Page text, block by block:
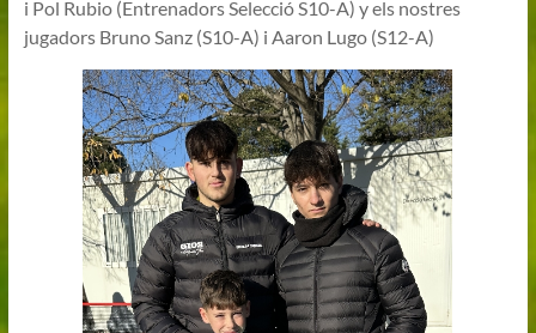
i Pol Rubio (Entrenadors Selecció S10-A) y els nostres
jugadors Bruno Sanz (S10-A) i Aaron Lugo (S12-A)